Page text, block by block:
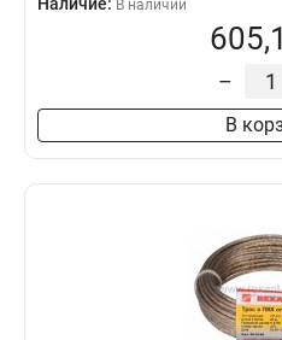
В наличии
–
В